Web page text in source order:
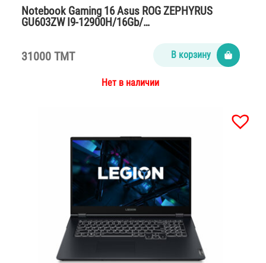
Notebook Gaming 16 Asus ROG ZEPHYRUS
GU603ZW I9-12900H/16Gb/…
31000 TMT В корзину
Нет в наличии